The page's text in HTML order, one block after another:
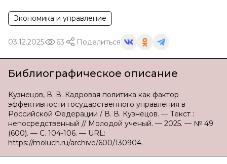
Экономика и управление
03.12.2025 63 Поделиться
Библиографическое описание
Кузнецов, В. В. Кадровая политика как фактор
эффективности государственного управления в
Российской Федерации / В. В. Кузнецов. — Текст :
непосредственный // Молодой ученый. — 2025. — № 49
(600). — С. 104-106. — URL:
https://moluch.ru/archive/600/130904.